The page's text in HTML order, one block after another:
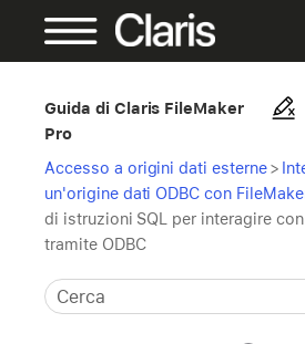
Guida di Claris FileMaker
Pro
Accesso a origini dati esterne>
un'origine dati ODBC con
di istruzioni SQL per interagire
tramite ODBC